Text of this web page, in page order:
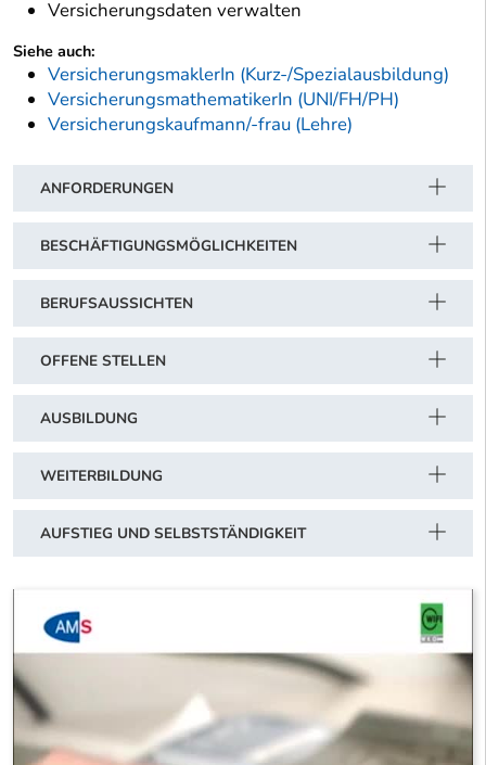
Versicherungsdaten verwalten
Siehe auch:
VersicherungsmaklerIn (Kurz-/Spezialausbildung)
VersicherungsmathematikerIn (UNI/FH/PH)
Versicherungskaufmann/-frau (Lehre)
ANFORDERUNGEN
BESCHÄFTIGUNGSMÖGLICHKEITEN
BERUFSAUSSICHTEN
OFFENE STELLEN
AUSBILDUNG
WEITERBILDUNG
AUFSTIEG UND SELBSTSTÄNDIGKEIT